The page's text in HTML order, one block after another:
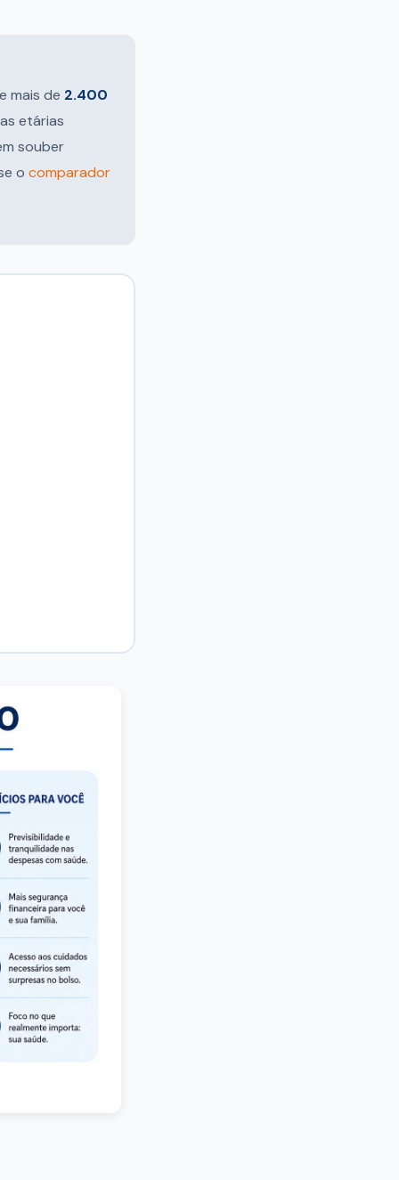
mais de 2.400
etárias
souber
o comparador